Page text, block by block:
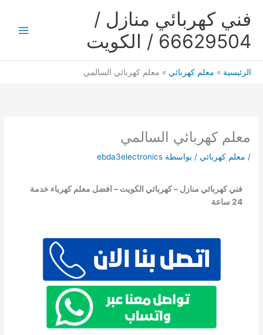
فني كهربائي منازل /
66629504 / الكويت
الرئيسية معلم كهربائي معلم كهربائي السالمي
معلم كهربائي السالمي
/ معلم كهربائي / بواسطة ebda3electronics
فني كهربائي منازل – كهربائي الكويت – افضل معلم كهرباء خدمة
24 ساعة